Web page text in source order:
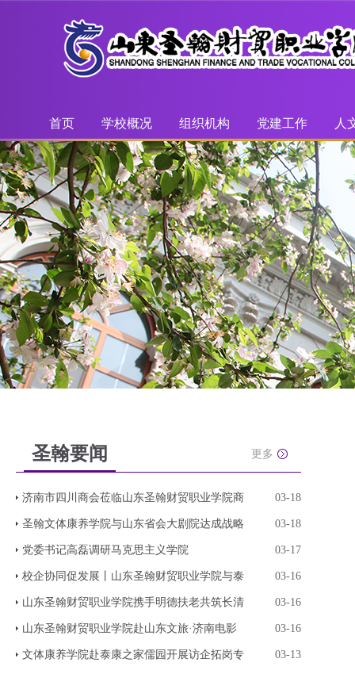
首页 学校概况 组织机构 党建工作 人
圣翰要闻 更多
济南市四川商会莅临山东圣翰财贸职业学院商 03-18
圣翰文体康养学院与山东省会大剧院达成战略 03-18
党委书记高磊调研马克思主义学院 03-17
校企协同促发展丨山东圣翰财贸职业学院与泰 03-16
山东圣翰财贸职业学院携手明德扶老共筑长清 03-16
山东圣翰财贸职业学院赴山东文旅·济南电影 03-16
文体康养学院赴泰康之家儒园开展访企拓岗专 03-13